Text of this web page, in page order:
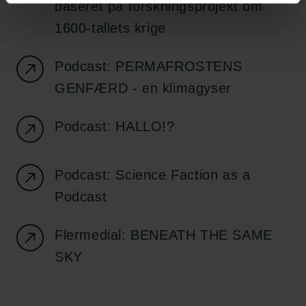
baseret på forskningsprojekt om
1600-tallets krige
Podcast: PERMAFROSTENS
GENFÆRD - en klimagyser
Podcast: HALLO!?
Podcast: Science Faction as a
Podcast
Flermedial: BENEATH THE SAME
SKY
H.C. Andersens Boulevard 35
1553 København V
+45 33 43 53 63
CVR: 60223513
cfgrant@carlsbergfoundation.dk